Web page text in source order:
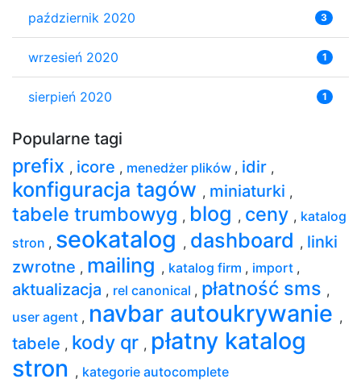
październik 2020 3
wrzesień 2020 1
sierpień 2020 1
Popularne tagi
prefix , icore , menedżer plików , idir ,
konfiguracja tagów , miniaturki ,
tabele trumbowyg , blog , ceny , katalog
stron , seokatalog , dashboard , linki
zwrotne , mailing , katalog firm , import ,
aktualizacja , rel canonical , płatność sms ,
user agent , navbar autoukrywanie ,
tabele , kody qr , płatny katalog
stron , kategorie autocomplete